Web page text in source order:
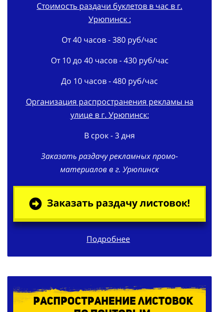
Стоимость раздачи буклетов в час в г.
Урюпинск :
От 40 часов - 380 руб/час
От 10 до 40 часов - 430 руб/час
До 10 часов - 480 руб/час
Организация распространения рекламы на
улице в г. Урюпинск:
В срок - 3 дня
Заказать раздачу рекламных промо-
материалов в г. Урюпинск
Заказать раздачу листовок!
Подробнее
Распространение листовок